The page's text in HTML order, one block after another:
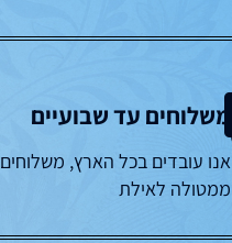
משלוחים עד שבועיים
אנו עובדים בכל הארץ, משלוחים
ממטולה לאילת